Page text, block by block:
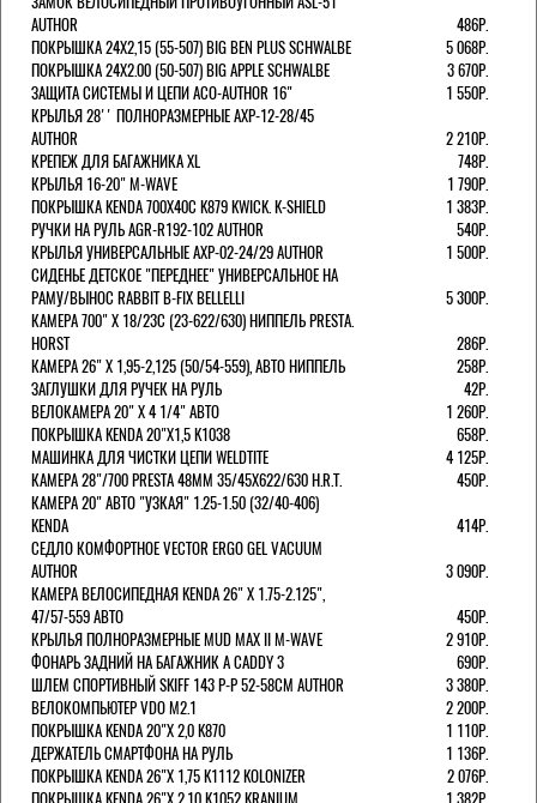
AUTHOR
486Р.
ПОКРЫШКА 24X2,15 (55-507) BIG BEN PLUS SCHWALBE
5 068Р.
ПОКРЫШКА 24X2.00 (50-507) BIG APPLE SCHWALBE
3 670Р.
ЗАЩИТА СИСТЕМЫ И ЦЕПИ ACO-AUTHOR 16"
1 550Р.
КРЫЛЬЯ 28'' ПОЛНОРАЗМЕРНЫЕ AXP-12-28/45
AUTHOR
2 210Р.
КРЕПЕЖ ДЛЯ БАГАЖНИКА XL
748Р.
КРЫЛЬЯ 16-20" M-WAVE
1 790Р.
ПОКРЫШКА KENDA 700Х40С K879 KWICK. K-SHIELD
1 383Р.
РУЧКИ НА РУЛЬ AGR-R192-102 AUTHOR
540Р.
КРЫЛЬЯ УНИВЕРСАЛЬНЫЕ AXP-02-24/29 AUTHOR
1 500Р.
СИДЕНЬЕ ДЕТСКОЕ "ПЕРЕДНЕЕ" УНИВЕРСАЛЬНОЕ НА
РАМУ/ВЫНОС RABBIT B-FIX BELLELLI
5 300Р.
КАМЕРА 700" Х 18/23C (23-622/630) НИППЕЛЬ PRESTA.
HORST
286Р.
КАМЕРА 26" X 1,95-2,125 (50/54-559), АВТО НИППЕЛЬ
258Р.
ЗАГЛУШКИ ДЛЯ РУЧЕК НА РУЛЬ
42Р.
ВЕЛОКАМЕРА 20" Х 4 1/4" АВТО
1 260Р.
ПОКРЫШКА KENDA 20"Х1,5 K1038
658Р.
МАШИНКА ДЛЯ ЧИСТКИ ЦЕПИ WELDTITE
4 125Р.
КАМЕРА 28"/700 PRESTA 48ММ 35/45Х622/630 H.R.T.
450Р.
КАМЕРА 20" АВТО "УЗКАЯ" 1.25-1.50 (32/40-406)
KENDA
414Р.
СЕДЛО КОМФОРТНОЕ VECTOR ERGO GEL VACUUM
AUTHOR
3 090Р.
КАМЕРА ВЕЛОСИПЕДНАЯ KENDA 26" Х 1.75-2.125",
47/57-559 АВТО
450Р.
КРЫЛЬЯ ПОЛНОРАЗМЕРНЫЕ MUD MAX II M-WAVE
2 910Р.
ФОНАРЬ ЗАДНИЙ НА БАГАЖНИК A CADDY 3
690Р.
ШЛЕМ СПОРТИВНЫЙ SKIFF 143 Р-Р 52-58СМ AUTHOR
3 380Р.
ВЕЛОКОМПЬЮТЕР VDO M2.1
2 200Р.
ПОКРЫШКА KENDA 20"Х 2,0 K870
1 110Р.
ДЕРЖАТЕЛЬ СМАРТФОНА НА РУЛЬ
1 136Р.
ПОКРЫШКА KENDA 26"Х 1,75 K1112 KOLONIZER
2 076Р.
ПОКРЫШКА KENDA 26"Х 2,10 K1052 KRANIUM
1 382Р.